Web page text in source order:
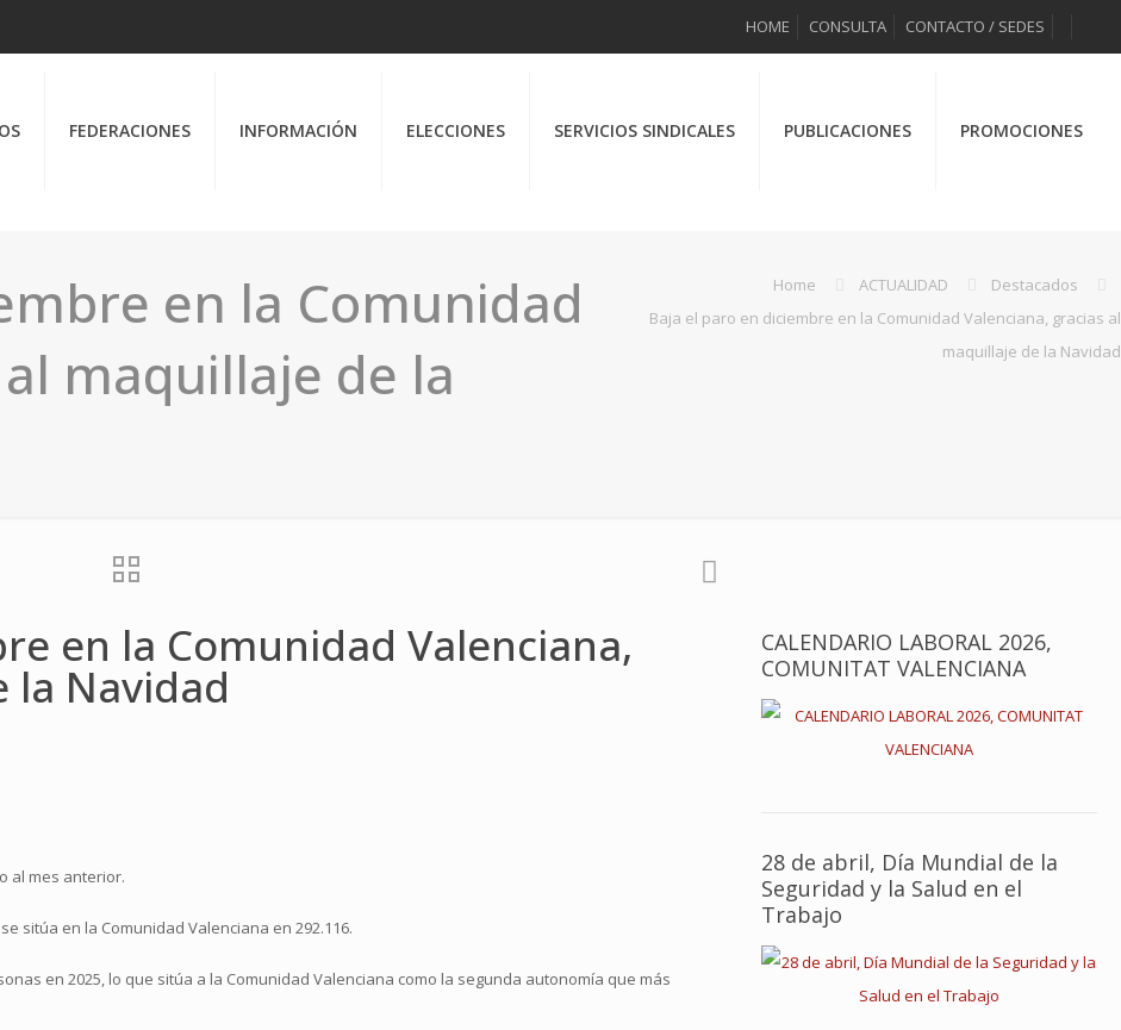
HOME CONSULTA CONTACTO / SEDES
FEDERACIONES INFORMACIÓN ELECCIONES SERVICIOS SINDICALES PUBLICACIONES PROMOCIONES
en la Comunidad
maquillaje de la
Home ACTUALIDAD
Destacados
Baja el paro en diciembre en la Comunidad Valenciana, gracias al
maquillaje de la Navidad
en la Comunidad Valenciana,
la Navidad
al mes anterior.
sitúa en la Comunidad Valenciana en 292.116.
en 2025, lo que sitúa a la Comunidad Valenciana como la segunda autonomía que más
CALENDARIO LABORAL 2026,
COMUNITAT VALENCIANA
28 de abril, Día Mundial de la
Seguridad y la Salud en el
Trabajo